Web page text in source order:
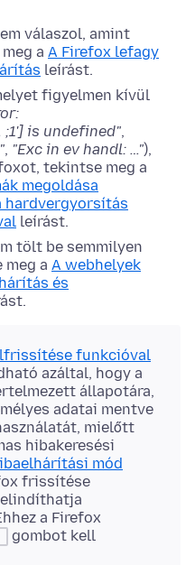
válaszol, amint
a A Firefox lefagy
leírást.
figyelmen kívül
;1'] is undefined",
, "Exc in ev handl: …"),
tekintse meg a
megoldása
hardvergyorsítás
leírást.
tölt be semmilyen
a A webhelyek
és
funkcióval
azáltal, hogy a
állapotára,
adatai mentve
mielőtt
hibakeresési
mód
frissítése
a Firefox
gombot kell